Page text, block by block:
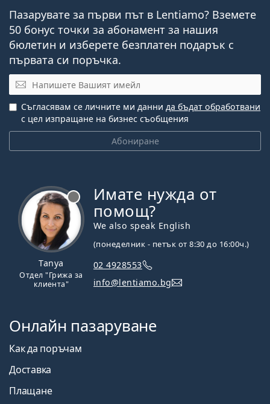
Пазарувате за първи път в Lentiamo? Вземете
50 бонус точки за абонамент за нашия
бюлетин и изберете безплатен подарък с
първата си поръчка.
Имейл
Абониране
Съгласявам се личните ми данни да бъдат обработвани
с цел изпращане на бизнес съобщения
Tanya
Отдел "Грижа за
клиента"
Имате нужда от
помощ?
We also speak English
(понеделник - петък от 8:30 до 16:00ч.)
02 4928553
info@lentiamo.bg
Онлайн пазаруване
Как да поръчам
Доставка
Плащане